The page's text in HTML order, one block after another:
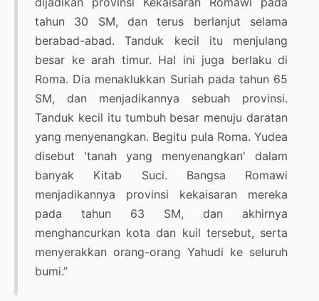
tahun 30 SM, dan terus berlanjut selama
berabad-abad. Tanduk kecil itu menjulang
besar ke arah timur. Hal ini juga berlaku di
Roma. Dia menaklukkan Suriah pada tahun 65
SM, dan menjadikannya sebuah provinsi.
Tanduk kecil itu tumbuh besar menuju daratan
yang menyenangkan. Begitu pula Roma. Yudea
disebut 'tanah yang menyenangkan' dalam
banyak Kitab Suci. Bangsa Romawi
menjadikannya provinsi kekaisaran mereka
pada tahun 63 SM, dan akhirnya
menghancurkan kota dan kuil tersebut, serta
menyerakkan orang-orang Yahudi ke seluruh
bumi.”